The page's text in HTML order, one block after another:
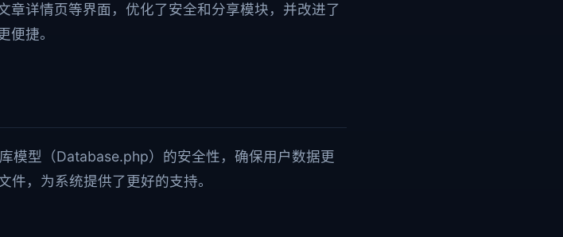
章详情页等界面，优化了安全和分享模块，并改进了
便捷。
模型（Database.php）的安全性，确保用户数据更
，为系统提供了更好的支持。